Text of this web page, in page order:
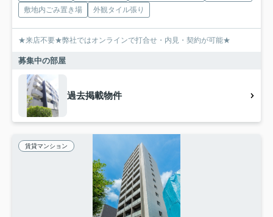
敷地内ごみ置き場
外観タイル張り
★来店不要★弊社ではオンラインで打合せ・内見・契約が可能★
募集中の部屋
過去掲載物件
賃貸マンション